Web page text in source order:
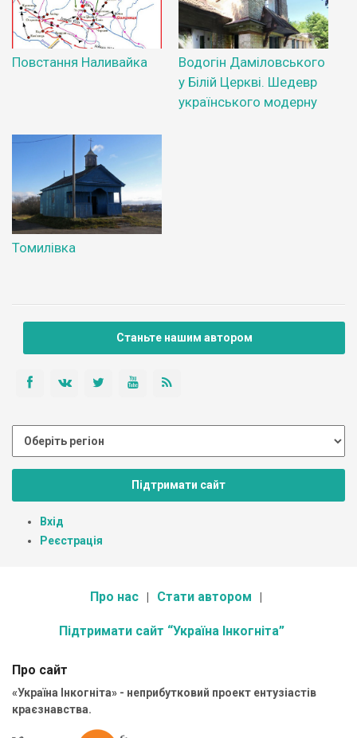
Повстання Наливайка
Водогін Даміловського
у Білій Церкві. Шедевр
українського модерну
Томилівка
Станьте нашим автором
Підтримати сайт
Вхід
Реєстрація
Про нас Стати автором
Підтримати сайт “Україна Інкогніта”
Про сайт
«Україна Інкогніта» - неприбутковий проект ентузіастів
краєзнавства.